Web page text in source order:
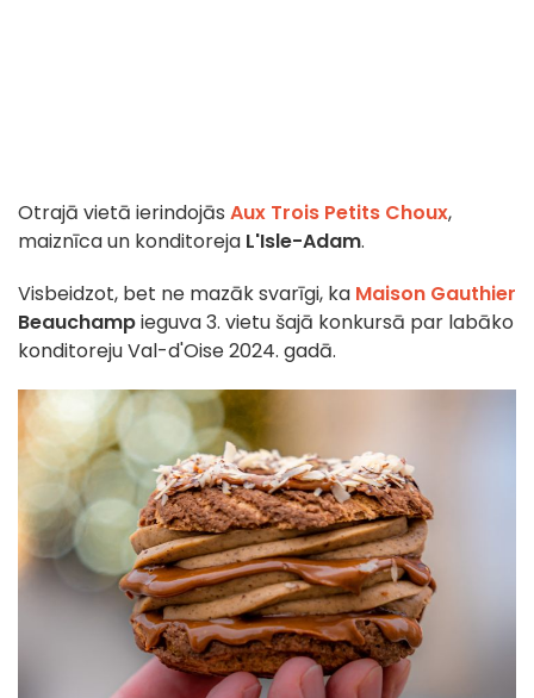
Otrajā vietā ierindojās Aux Trois Petits Choux,
maiznīca un konditoreja L'Isle-Adam.
Visbeidzot, bet ne mazāk svarīgi, ka Maison Gauthier
Beauchampieguva 3. vietu šajā konkursā par labāko
konditoreju Val-d'Oise 2024. gadā.